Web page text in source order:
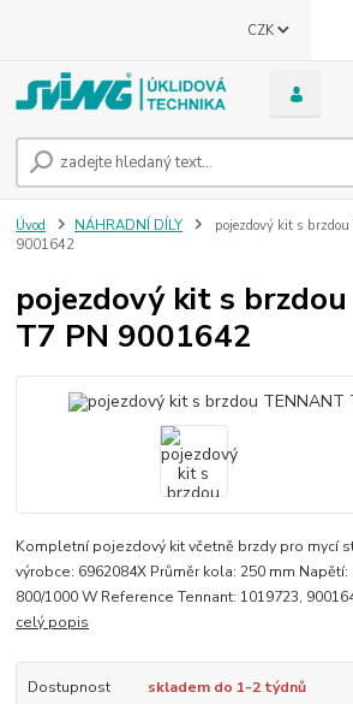
CZK
Úvod NÁHRADNÍ DÍLY
pojezdový kit s
9001642
pojezdový kit s
T7 PN 9001642
Kompletní pojezdový kit včetně brzdy pro mycí
výrobce: 6962084X Průměr kola: 250 mm
800/1000 W Reference Tennant: 1019723,
celý popis
Dostupnost
skladem do 1-2 týdnů